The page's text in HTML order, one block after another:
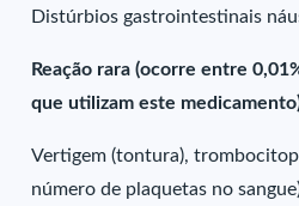
Distúrbios gastrointestinais
Reação rara (ocorre entre
que utilizam este
Vertigem (tontura),
número de plaquetas no